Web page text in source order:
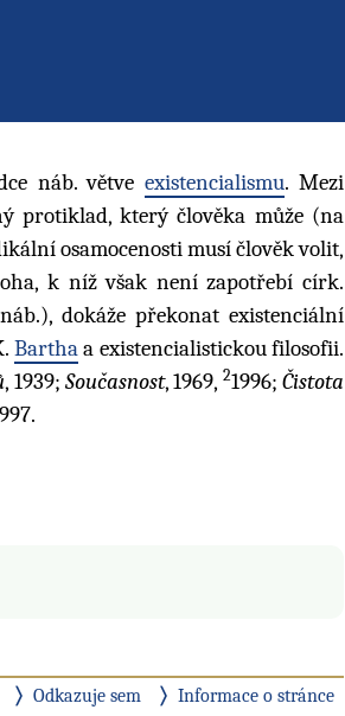
náb. větveexistencialismu. Mezi
protiklad, který člověka může (na
osamocenosti musí člověk volit,
k níž však není zapotřebí círk.
dokáže překonat existenciální
Barthaa existencialistickou filosofii.
, 1939; Současnost, 1969, 21996; Čistota
Odkazuje sem
Informace o stránce